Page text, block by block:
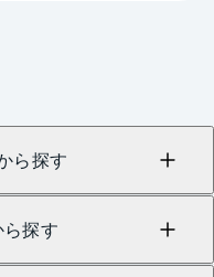
ら探す
ら探す